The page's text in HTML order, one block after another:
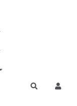
Rechercher